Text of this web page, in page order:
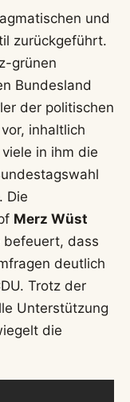
und
zurückgeführt.
grünen
Bundesland
der politischen
inhaltlich
in ihm die
Die
Merz Wüst
befeuert, dass
deutlich
Trotz der
Unterstützung
die